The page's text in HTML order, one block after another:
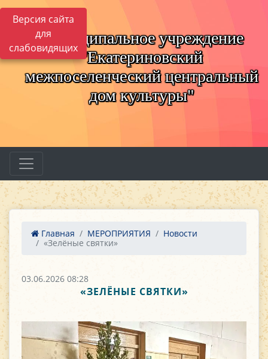
Версия сайта
для
слабовидящих
Муниципальное учреждение
"Екатериновский
межпоселенческий центральный
дом культуры"
Главная МЕРОПРИЯТИЯ
Новости
«Зелёные святки»
03.06.2026 08:28
«ЗЕЛЁНЫЕ СВЯТКИ»